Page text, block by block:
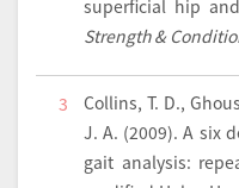
superficial hip
Strength &
3
Collins, T. D.,
J. A. (2009). A six
gait analysis: